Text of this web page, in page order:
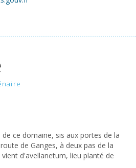
ce domaine, sis aux portes de la
de Ganges, à deux pas de la
d'avellanetum, lieu planté de